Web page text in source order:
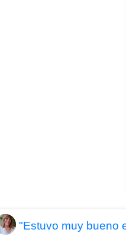
"Estuvo muy bueno